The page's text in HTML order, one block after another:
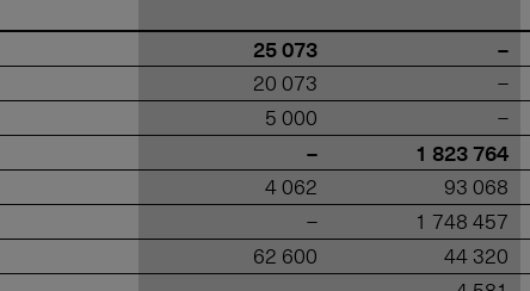
25 073 –
20 073 –
5 000 –
– 1 823 764
4 062 93 068
– 1 748 457
62 600 44 320